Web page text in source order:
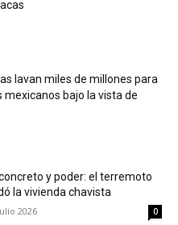
lavan miles de millones para
mexicanos bajo la vista de
y poder: el terremoto
la vivienda chavista
2026 0